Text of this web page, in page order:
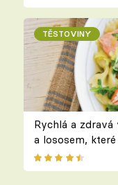
TĚSTOVINY
Rychlá a
a lososem,